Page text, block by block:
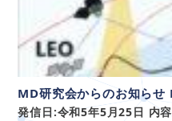
MD研究会からのお知ら
発信日:令和5年5月25日 内